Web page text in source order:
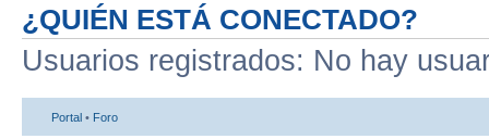
¿QUIÉN ESTÁ CONECTADO?
Usuarios registrados: No hay
Portal • Foro